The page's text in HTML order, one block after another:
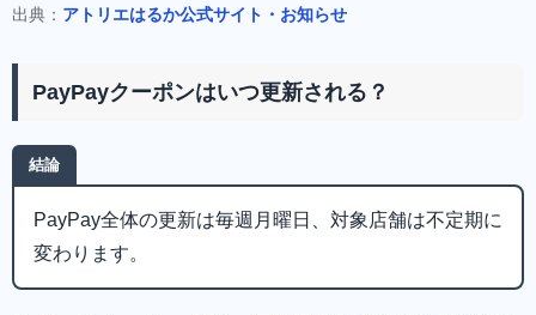
出典： アトリエはるか公式サイト・お知らせ
PayPayクーポンはいつ更新される？
結論
PayPay全体の更新は毎週月曜日、対象店舗は不定期に
変わります。